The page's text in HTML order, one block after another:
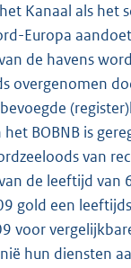
Kanaal als het
Europa
de havens
overgenomen
het BOBNB is
van
de leeftijd van
gold een
voor
hun diensten